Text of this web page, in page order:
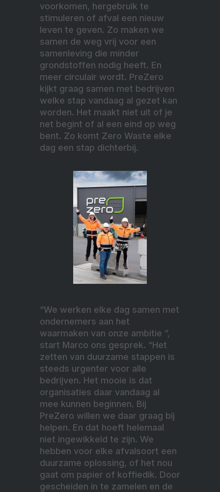
voorkomen, hergebruik te
stimuleren of afval een nieuw
leven te geven. Zo maken we
samen de weg vrij voor een
samenleving die minder
grondstoffen nodig heeft. En
meer circulair wordt. PreZero
kijkt graag samen met bedrijven
welke stap vandaag al gezet kan
worden. Het maakt niet uit of je
net begint of al een eind op weg
bent. Zo komt Zero Waste elke
dag een stap dichterbij.
“We werken elke dag samen met
ondernemers aan het
waarmaken van onze ambitie ”,
start Marco ons gesprek. “Het
zetten van duurzame stappen is
steeds urgenter voor alle
bedrijven. Het mooie is dat
organisaties daar vandaag al
mee kunnen beginnen. Bij
PreZero willen we daar graag bij
helpen. En dat hoeft helemaal
niet ingewikkeld te zijn. We
hebben voor elke afvalsoort een
duurzame oplossing, of het nou
gaat om papier of koffiedik. Door
gescheiden in te zamelen en de